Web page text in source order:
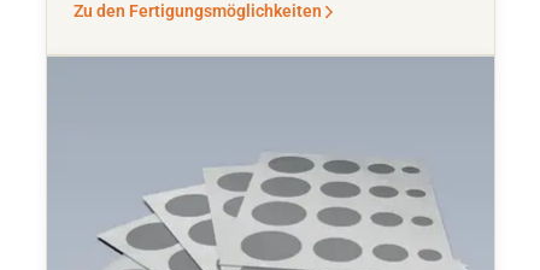
Zu den Fertigungsmöglichkeiten